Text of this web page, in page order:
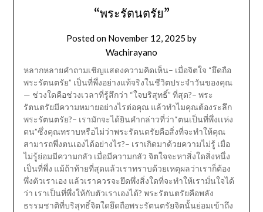
“พระรัตนตรัย”
Posted on November 12, 2025 by
Wachirayano
หลากหลายคำถามเชิญแสดงความคิดเห็น– เมื่อจิตใจ “ยึดถือ
พระรัตนตรัย” เป็นที่พึ่งอย่างแท้จริงในชีวิตประจำวันของคุณ
— ช่วงใดคือช่วงเวลาที่รู้สึกว่า “ใจบริสุทธิ์” ที่สุด?– พระ
รัตนตรัยมีความหมายอย่างไรต่อคุณ แล้วทำไมคุณต้องระลึก
พระรัตนตรัย?– เรามักจะได้ยินคำกล่าวที่ว่า“ตนเป็นที่พึ่งเเห่ง
ตน”ซึ่งคุณทราบหรือไม่ว่าพระรัตนตรัยคือสิ่งที่จะทำให้คุณ
สามารถพึ่งตนเองได้อย่างไร?– เราเกิดมาด้วยความไม่รู้ เมื่อ
ไม่รู้ย่อมมีความกลัว เมื่อมีความกลัว จิตใจจะหาสิ่งใดสิ่งหนึ่ง
เป็นที่พึ่ง แม้ถ้าท้ายที่สุดแล้วเราทราบด้วยเหตุผลว่าเราก็ต้อง
พึ่งตัวเราเอง แล้วเราควรจะยึดพึ่งสิ่งใดที่จะทำให้เรามั่นใจได้
ว่า เราเป็นที่พึ่งให้กับตัวเราเองได้? พระรัตนตรัยคือพลัง
ธรรมชาติที่บริสุทธิ์จิตใดยึดถือพระรัตนตรัยจิตนั้นย่อมเข้าถึง